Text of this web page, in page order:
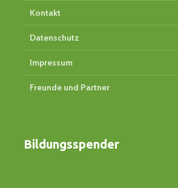
Kontakt
Datenschutz
Impressum
Freunde und Partner
Bildungsspender